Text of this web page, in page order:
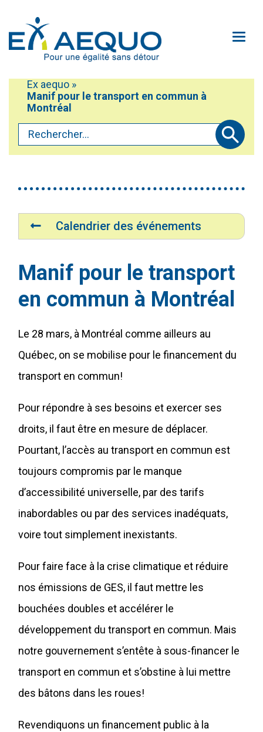
Mobiliser
Participer
Défendre
Accéder au service Oxili
Médias
Faire un don
Plan du site
Vous êtes ici :
Ex aequo »
Manif pour le transport en commun à
Montréal
Navigation
Calendrier des événements
Manif pour le transport
en commun à Montréal
Le 28 mars, à Montréal comme ailleurs au
Québec, on se mobilise pour le financement du
transport en commun!
Pour répondre à ses besoins et exercer ses
droits, il faut être en mesure de déplacer.
Pourtant, l’accès au transport en commun est
toujours compromis par le manque
d’accessibilité universelle, par des tarifs
inabordables ou par des services inadéquats,
voire tout simplement inexistants.
Pour faire face à la crise climatique et réduire
nos émissions de GES, il faut mettre les
bouchées doubles et accélérer le
développement du transport en commun. Mais
notre gouvernement s’entête à sous-financer le
transport en commun et s’obstine à lui mettre
des bâtons dans les roues!
Revendiquons un financement public à la